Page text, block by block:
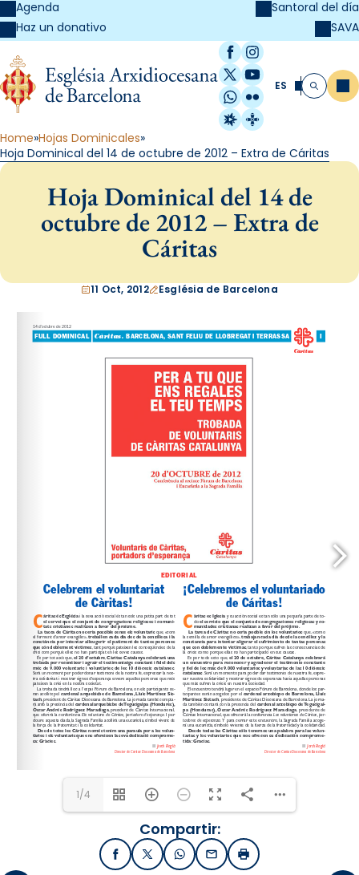
Agenda
Haz un donativo
Santoral del día
SAVA
Facebook
Instagram
X / Twitter
YouTube
WhatsApp
Flickr
Radio Estel
Catalunya
ES Buscar
Home Hojas Dominicales
Hoja Dominical del 14 de octubre de 2012 – Extra de Cáritas
Hoja Dominical del 14 de
octubre de 2012 – Extra de
Cáritas
11 Oct, 2012 Església de Barcelona
1/4
Compartir:
FacebookX / TwitterWhatsApp
EmailImprimir